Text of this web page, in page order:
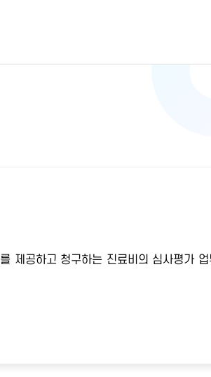
제공하고 청구하는 진료비의 심사평가 업